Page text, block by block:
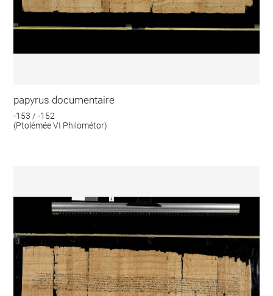
papyrus documentaire
-153 / -152
(Ptolémée VI Philométor)